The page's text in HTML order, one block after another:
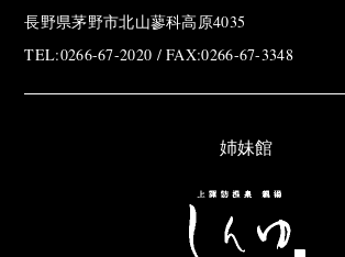
長野県茅野市北山蓼科高原4035
TEL:0266-67-2020 / FAX:0266-67-3348
姉妹館